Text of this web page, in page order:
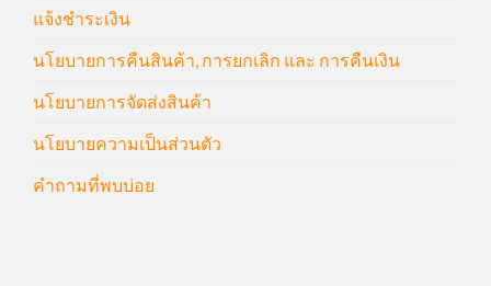
แจ้งชำระเงิน
นโยบายการคืนสินค้า, การยกเลิก และ การคืนเงิน
นโยบายการจัดส่งสินค้า
นโยบายความเป็นส่วนตัว
คำถามที่พบบ่อย